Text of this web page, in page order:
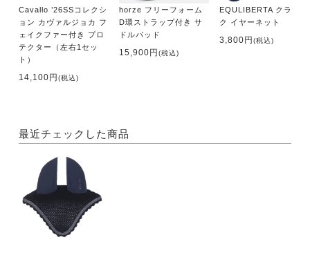
Cavallo ’26SSコレクシ
ョン カヴァルジョカ フ
ェイクファー付き プロ
テクター（左右1セッ
ト）
14,100円(税込)
horze フリーフォーム
D環ストラップ付き サ
ドルパッド
15,900円(税込)
EQULIBERTA クラシッ
ク イヤーネット
3,800円(税込)
最近チェックした商品